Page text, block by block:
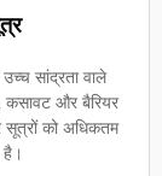
सांद्रता वाले
कसावट और बैरियर
सूत्रों को अधिकतम